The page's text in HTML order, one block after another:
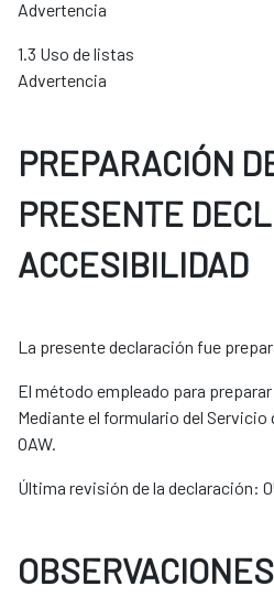
Advertencia
1.3 Uso de listas
Advertencia
PREPARACIÓN
PRESENTE
ACCESIBILIDAD
La presente declaración fue
El método empleado para
Mediante el formulario del Servicio
OAW.
Última revisión de la declaración: